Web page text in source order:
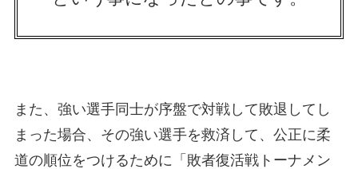
また、強い選手同士が序盤で対戦して敗退してし
まった場合、その強い選手を救済して、公正に柔
道の順位をつけるために「敗者復活戦トーナメン